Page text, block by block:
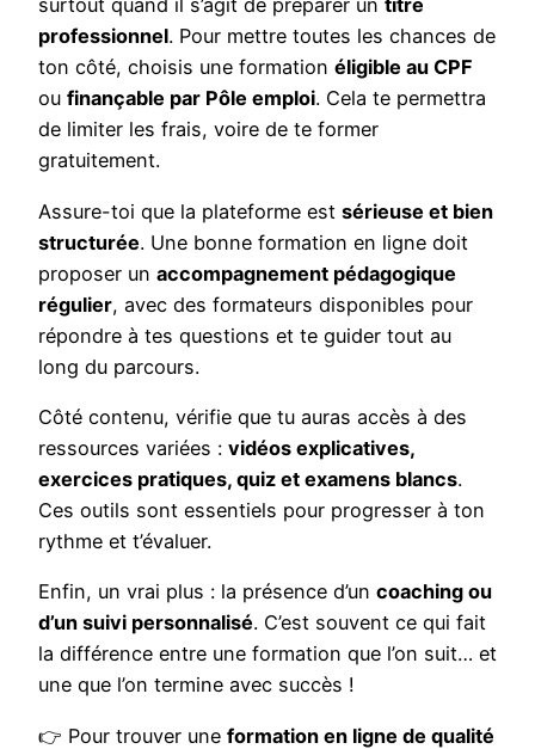
surtout quand il s’agit de préparer un titre
professionnel. Pour mettre toutes les chances de
ton côté, choisis une formation éligible au CPF
ou finançable par Pôle emploi. Cela te permettra
de limiter les frais, voire de te former
gratuitement.
Assure-toi que la plateforme est sérieuse et bien
structurée. Une bonne formation en ligne doit
proposer un accompagnement pédagogique
régulier, avec des formateurs disponibles pour
répondre à tes questions et te guider tout au
long du parcours.
Côté contenu, vérifie que tu auras accès à des
ressources variées : vidéos explicatives,
exercices pratiques, quiz et examens blancs.
Ces outils sont essentiels pour progresser à ton
rythme et t’évaluer.
Enfin, un vrai plus : la présence d’un coaching ou
d’un suivi personnalisé. C’est souvent ce qui fait
la différence entre une formation que l’on suit… et
une que l’on termine avec succès !
👉 Pour trouver une formation en ligne de qualité